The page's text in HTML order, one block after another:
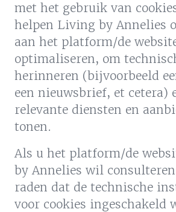
met het gebruik van
helpen Living by Annelies
aan het platform/de
optimaliseren, om
herinneren (bijvoorbeeld
een nieuwsbrief, et cetera)
relevante diensten en
tonen.
Als u het platform/de
by Annelies wil
raden dat de technische
voor cookies ingeschakeld